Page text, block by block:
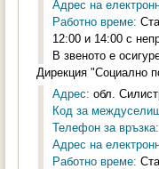
Адрес на
Работно време:
12:00 и 14:00 с
В звеното е
Дирекция "Социално
Адрес: обл.
Код за
Телефон за връзка:
Адрес на
Работно време: